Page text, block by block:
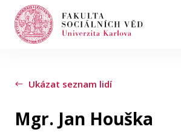
Hledat
Když jsou k dispozici výsledky z
Události
Ukázat seznam lidí
Mgr. Jan Houška